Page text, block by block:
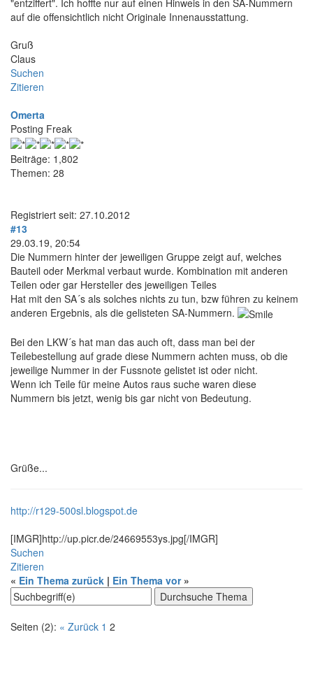
"entziffert". Ich hoffte nur auf einen Hinweis in den SA-Nummern
auf die offensichtlich nicht Originale Innenausstattung.
Gruß
Claus
Suchen
Zitieren
Omerta
Posting Freak
Beiträge: 1,802
Themen: 28
Registriert seit: 27.10.2012
#13
29.03.19, 20:54
Die Nummern hinter der jeweiligen Gruppe zeigt auf, welches
Bauteil oder Merkmal verbaut wurde. Kombination mit anderen
Teilen oder gar Hersteller des jeweiligen Teiles
Hat mit den SA´s als solches nichts zu tun, bzw führen zu keinem
anderen Ergebnis, als die gelisteten SA-Nummern.
Bei den LKW´s hat man das auch oft, dass man bei der
Teilebestellung auf grade diese Nummern achten muss, ob die
jeweilige Nummer in der Fussnote gelistet ist oder nicht.
Wenn ich Teile für meine Autos raus suche waren diese
Nummern bis jetzt, wenig bis gar nicht von Bedeutung.
Grüße...
http://r129-500sl.blogspot.de
[IMGR]http://up.picr.de/24669553ys.jpg[/IMGR]
Suchen
Zitieren
« Ein Thema zurück | Ein Thema vor»
Seiten (2): « Zurück 1 2